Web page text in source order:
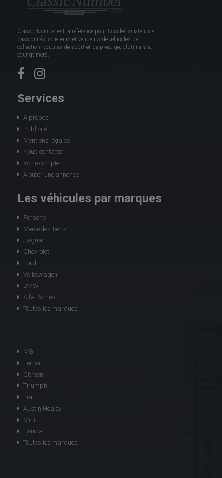
Classic Number est la référence pour tous les amateurs et
passionnés, acheteurs et vendeurs de véhicules de
collection, voitures de sport et de prestige, oldtimers et
youngtimers.
Services
A propos
Publicité
Mentions légales
Nous contacter
Votre compte
Ajouter une annonce
Les véhicules par marques
Porsche
Mercedes-Benz
Jaguar
Chevrolet
Ford
Volkswagen
BMW
Alfa Roméo
Toutes les marques
MG
Ferrari
Citroen
Triumph
Fiat
Austin Healey
Mini
Lancia
Toutes les marques